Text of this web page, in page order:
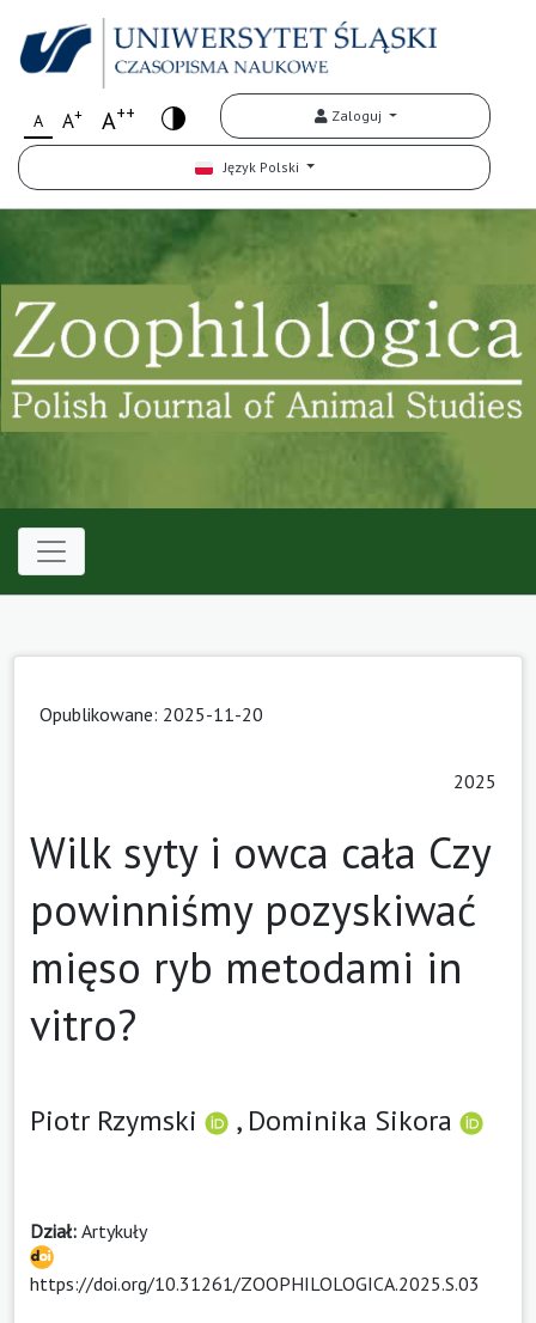
A A+ A++ Zaloguj
Język Polski
Opublikowane: 2025-11-20
2025
Wilk syty i owca cała Czy
powinniśmy pozyskiwać
mięso ryb metodami in
vitro?
Piotr Rzymski , Dominika Sikora
Dział: Artykuły
https://doi.org/10.31261/ZOOPHILOLOGICA.2025.S.03